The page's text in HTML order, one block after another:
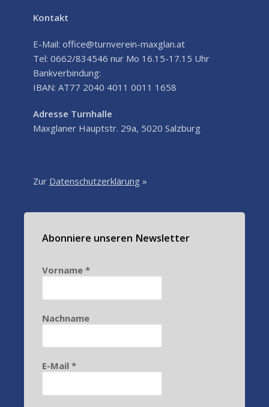
Kontakt
E-Mail: office@turnverein-maxglan.at
Tel: 0662/834546 nur Mo 16.15-17.15 Uhr
Bankverbindung:
IBAN: AT77 2040 4011 0011 1658
Adresse Turnhalle
Maxglaner Hauptstr. 29a, 5020 Salzburg
Zur Datenschutzerklärung »
Abonniere unseren Newsletter
Vorname *
Nachname
E-Mail *